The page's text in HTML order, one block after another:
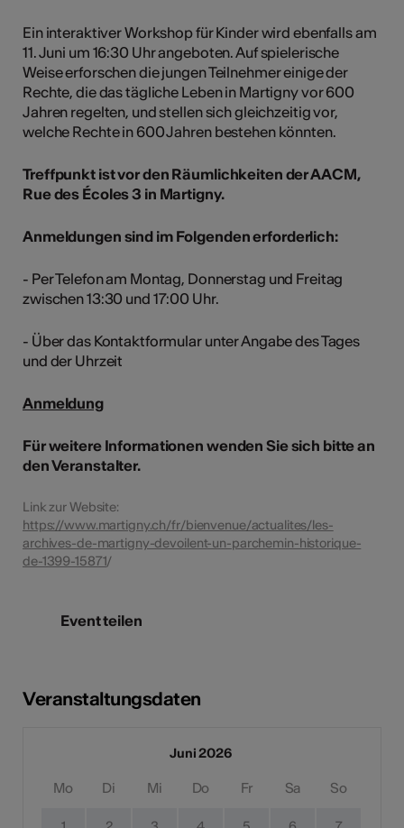
Ein interaktiver Workshop für Kinder wird ebenfalls am
11. Juni um 16:30 Uhr angeboten. Auf spielerische
Weise erforschen die jungen Teilnehmer einige der
Rechte, die das tägliche Leben in Martigny vor 600
Jahren regelten, und stellen sich gleichzeitig vor,
welche Rechte in 600 Jahren bestehen könnten.
Treffpunkt ist vor den Räumlichkeiten der AACM,
Rue des Écoles 3 in Martigny.
Anmeldungen sind im Folgenden erforderlich:
- Per Telefon am Montag, Donnerstag und Freitag
zwischen 13:30 und 17:00 Uhr.
- Über das Kontaktformular unter Angabe des Tages
und der Uhrzeit
Anmeldung
Für weitere Informationen wenden Sie sich bitte an
den Veranstalter.
Link zur Website:
https://www.martigny.ch/fr/bienvenue/actualites/les-
archives-de-martigny-devoilent-un-parchemin-historique-
de-1399-15871/
Event teilen
Veranstaltungsdaten
Juni 2026
Mo Di Mi Do Fr Sa So